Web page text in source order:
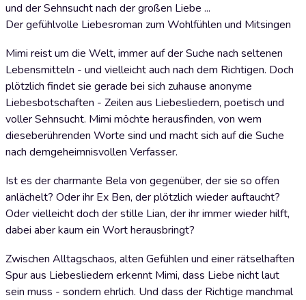
und der Sehnsucht nach der großen Liebe ...
Der gefühlvolle Liebesroman zum Wohlfühlen und Mitsingen
Mimi reist um die Welt, immer auf der Suche nach seltenen
Lebensmitteln - und vielleicht auch nach dem Richtigen. Doch
plötzlich findet sie gerade bei sich zuhause anonyme
Liebesbotschaften - Zeilen aus Liebesliedern, poetisch und
voller Sehnsucht. Mimi möchte herausfinden, von wem
dieseberührenden Worte sind und macht sich auf die Suche
nach demgeheimnisvollen Verfasser.
Ist es der charmante Bela von gegenüber, der sie so offen
anlächelt? Oder ihr Ex Ben, der plötzlich wieder auftaucht?
Oder vielleicht doch der stille Lian, der ihr immer wieder hilft,
dabei aber kaum ein Wort herausbringt?
Zwischen Alltagschaos, alten Gefühlen und einer rätselhaften
Spur aus Liebesliedern erkennt Mimi, dass Liebe nicht laut
sein muss - sondern ehrlich. Und dass der Richtige manchmal